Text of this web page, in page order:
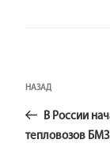
по
записям
Предыдущая
НАЗАД
В России
тепловозов БМЗ